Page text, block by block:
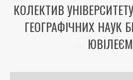
КОЛЕКТИВ
ГЕОГРАФІЧНИХ НАУК